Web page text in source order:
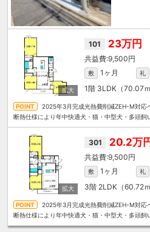
101 23万円
9,500円
敷 1ヶ月 礼
1階 3LDK（70.07ｍ
2025年3月完成光熱費削減ZEH-M対応
断熱仕様により年中快適犬・猫・中型犬・多頭飼
301 20.2万
9,500円
敷 1ヶ月 礼
3階 2LDK（60.72ｍ
2025年3月完成光熱費削減ZEH-M対応
断熱仕様により年中快適犬・猫・中型犬・多頭飼